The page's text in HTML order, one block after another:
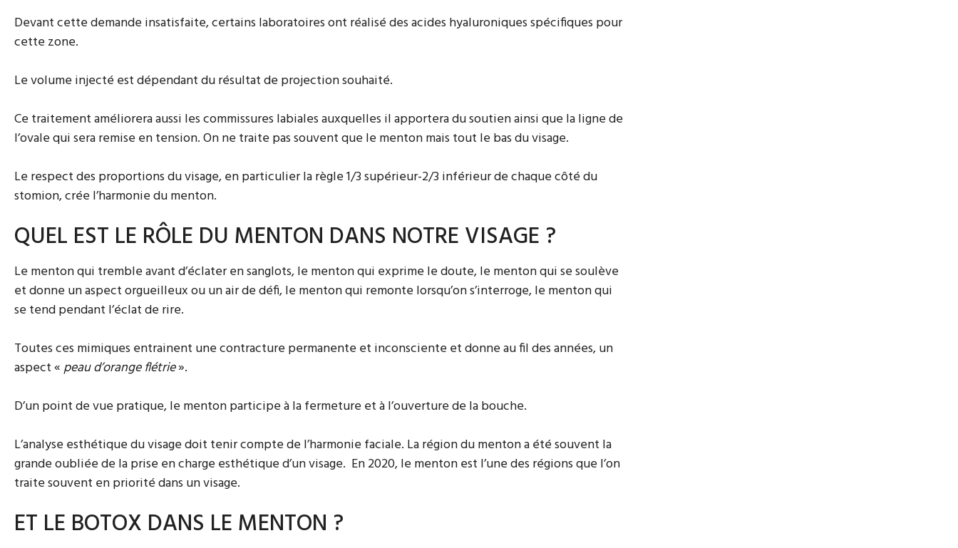
Devant cette demande insatisfaite, certains laboratoires ont réalisé des acides hyaluroniques spécifiques pour
cette zone.
Le volume injecté est dépendant du résultat de projection souhaité.
Ce traitement améliorera aussi les commissures labiales auxquelles il apportera du soutien ainsi que la ligne de
l’ovale qui sera remise en tension. On ne traite pas souvent que le menton mais tout le bas du visage.
Le respect des proportions du visage, en particulier la règle 1/3 supérieur-2/3 inférieur de chaque côté du
stomion, crée l’harmonie du menton.
QUEL EST LE RÔLE DU MENTON DANS NOTRE VISAGE ?
Le menton qui tremble avant d’éclater en sanglots, le menton qui exprime le doute, le menton qui se soulève
et donne un aspect orgueilleux ou un air de défi, le menton qui remonte lorsqu’on s’interroge, le menton qui
se tend pendant l’éclat de rire.
Toutes ces mimiques entrainent une contracture permanente et inconsciente et donne au fil des années, un
aspect «peau d’orange flétrie».
D’un point de vue pratique, le menton participe à la fermeture et à l’ouverture de la bouche.
L’analyse esthétique du visage doit tenir compte de l’harmonie faciale. La région du menton a été souvent la
grande oubliée de la prise en charge esthétique d’un visage. En 2020, le menton est l’une des régions que l’on
traite souvent en priorité dans un visage.
ET LE BOTOX DANS LE MENTON ?